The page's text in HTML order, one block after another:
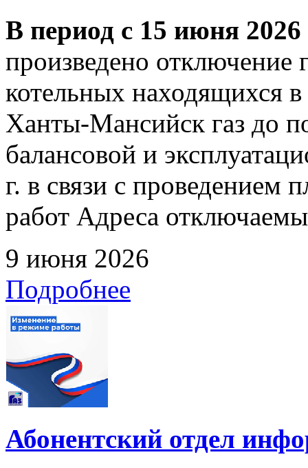
В период с 15 июня
произведено отключение
котельных находящихся
Ханты-Мансийск газ до
балансовой и
г. в связи с проведением
работ Адреса
9 июня 2026
Подробнее
Абонентский отдел